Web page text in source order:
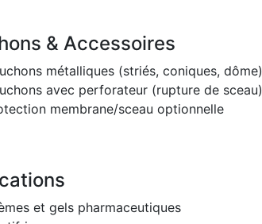
& Accessoires
métalliques (striés, coniques, dôme)
avec perforateur (rupture de sceau)
membrane/sceau optionnelle
et gels pharmaceutiques